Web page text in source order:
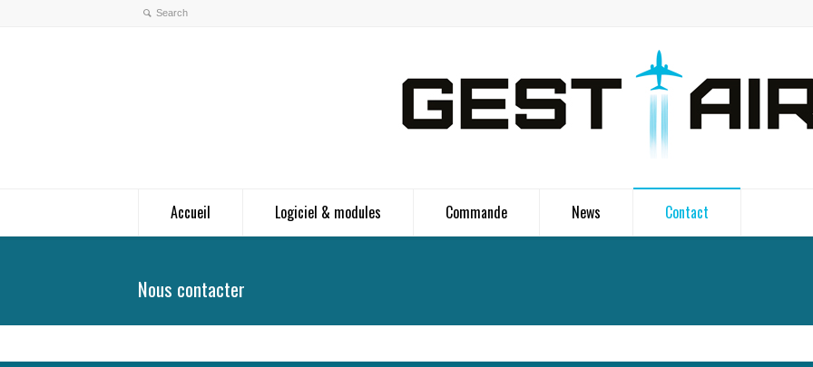
Accueil Logiciel & modules Commande News Contact
Nous contacter